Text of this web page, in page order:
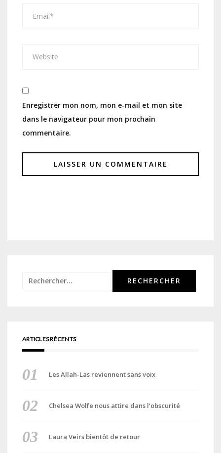
Enregistrer mon nom, mon e-mail et mon site
dans le navigateur pour mon prochain
commentaire.
Rechercher :
ARTICLES RÉCENTS
Les Allah-Las reviennent sans voix
Chelsea Wolfe nous attire dans l’obscurité
Laura Veirs bientôt de retour